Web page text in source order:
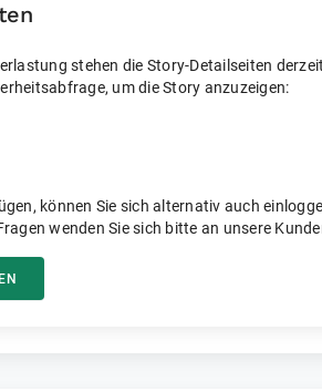
stehen die Story-Detailseiten
um die Story anzuzeigen:
können Sie sich alternativ auch
wenden Sie sich bitte an unsere